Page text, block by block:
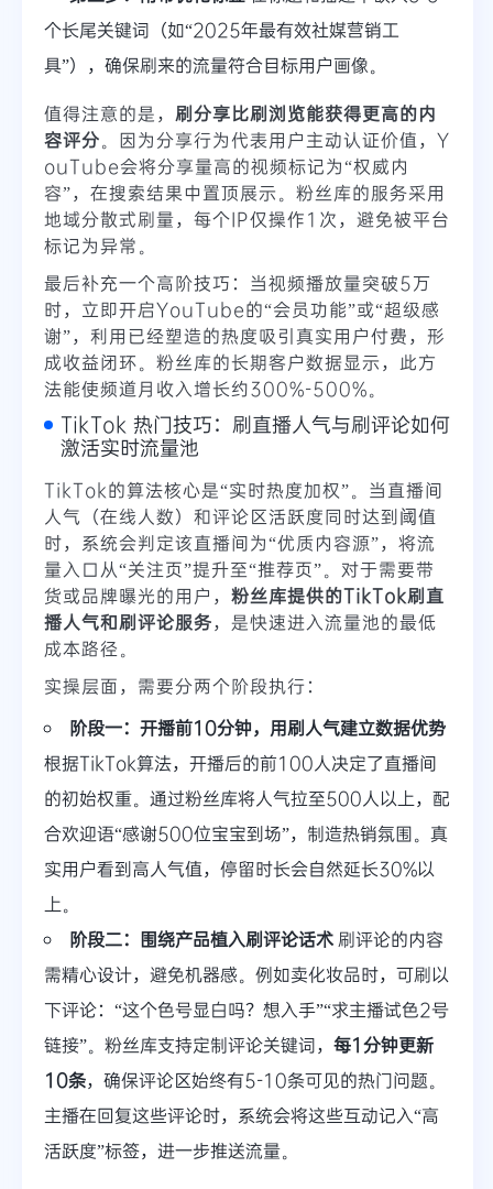
个长尾关键词（如“2025年最有效社媒营销工
具”），确保刷来的流量符合目标用户画像。
值得注意的是， 刷分享比刷浏览能获得更高的内
容评分。因为分享行为代表用户主动认证价值，Y
ouTube会将分享量高的视频标记为“权威内
容”，在搜索结果中置顶展示。粉丝库的服务采用
地域分散式刷量，每个IP仅操作1次，避免被平台
标记为异常。
最后补充一个高阶技巧：当视频播放量突破5万
时，立即开启YouTube的“会员功能”或“超级感
谢”，利用已经塑造的热度吸引真实用户付费，形
成收益闭环。粉丝库的长期客户数据显示，此方
法能使频道月收入增长约300%-500%。
TikTok 热门技巧：刷直播人气与刷评论如何
激活实时流量池
TikTok的算法核心是“实时热度加权”。当直播间
人气（在线人数）和评论区活跃度同时达到阈值
时，系统会判定该直播间为“优质内容源”，将流
量入口从“关注页”提升至“推荐页”。对于需要带
货或品牌曝光的用户， 粉丝库提供的TikTok刷直
播人气和刷评论服务，是快速进入流量池的最低
成本路径。
实操层面，需要分两个阶段执行：
阶段一：开播前10分钟，用刷人气建立数据优势
根据TikTok算法，开播后的前100人决定了直播间
的初始权重。通过粉丝库将人气拉至500人以上，配
合欢迎语“感谢500位宝宝到场”，制造热销氛围。真
实用户看到高人气值，停留时长会自然延长30%以
上。
阶段二：围绕产品植入刷评论话术 刷评论的内容
需精心设计，避免机器感。例如卖化妆品时，可刷以
下评论：“这个色号显白吗？想入手”“求主播试色2号
链接”。粉丝库支持定制评论关键词， 每1分钟更新
10条，确保评论区始终有5-10条可见的热门问题。
主播在回复这些评论时，系统会将这些互动记入“高
活跃度”标签，进一步推送流量。